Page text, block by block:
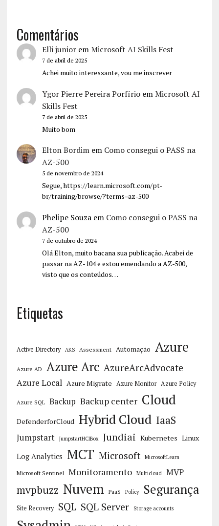
Comentários
Elli junioremMicrosoft AI Skills Fest
7 de abril de 2025
Achei muito interessante, vou me inscrever
Ygor Pierre Pereira PorfírioemMicrosoft AI
Skills Fest
7 de abril de 2025
Muito bom
Elton Bordimem Como consegui o PASS na
AZ-500
5 de novembro de 2024
Segue, https://learn.microsoft.com/pt-
br/training/browse/?terms=az-500
Phelipe Souzaem Como consegui o PASS na
AZ-500
7 de outubro de 2024
Olá Elton, muito bacana sua publicação. Acabei de
passar na AZ-104 e estou emendando a AZ-500,
visto que os conteúdos…
Etiquetas
Active Directory AKS Assessment Automação Azure
Azure AD Azure Arc AzureArcAdvocate
Azure Local Azure Migrate Azure Monitor Azure Policy
Azure SQL Backup Backup center Cloud
DefenderforCloud Hybrid Cloud IaaS
Jumpstart JumpstartHCIBox Jundiai Kubernetes Linux
Log Analytics MCT Microsoft MicrosoftLearn
Microsoft Sentinel Monitoramento Multicloud MVP
mvpbuzz Nuvem PaaS Policy Segurança
Site Recovery SQL SQL Server Storage accounts